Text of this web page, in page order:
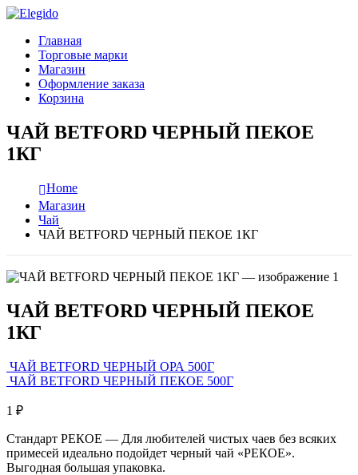
Главная
Торговые марки
Магазин
Оформление заказа
Корзина
ЧАЙ BETFORD ЧЕРНЫЙ ПЕКОЕ
1КГ
Home
Магазин
Чай
ЧАЙ BETFORD ЧЕРНЫЙ ПЕКОЕ 1КГ
ЧАЙ BETFORD ЧЕРНЫЙ ПЕКОЕ
1КГ
ЧАЙ BETFORD ЧЕРНЫЙ ОРА 500Г
ЧАЙ BETFORD ЧЕРНЫЙ ПЕКОЕ 500Г
1 ₽
Стандарт РЕКОЕ — Для любителей чистых чаев без всяких
примесей идеально подойдет черный чай «РЕКОЕ».
Выгодная большая упаковка.